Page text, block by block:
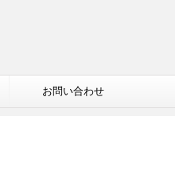
お問い合わせ